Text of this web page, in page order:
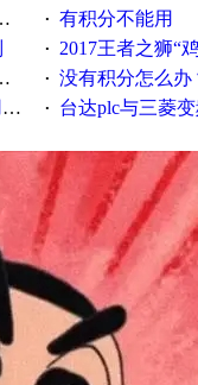
· 有积分不能用
· 2017王者之狮“鸡”情签到
· 没有积分怎么办
· 台达plc与三菱